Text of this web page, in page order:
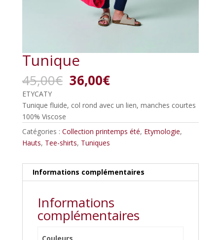
Tunique
45,00€ Le
prix
initial
était :
45,00€.
36,00€Le
prix
actuel
est :
36,00€.
ETYCATY
Tunique fluide, col rond avec un lien, manches courtes
100% Viscose
Catégories : Collection printemps été, Etymologie,
Hauts, Tee-shirts, Tuniques
Informations complémentaires
Informations
complémentaires
Couleurs